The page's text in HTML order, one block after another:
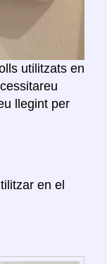
utilitzats en
llegint per
en el